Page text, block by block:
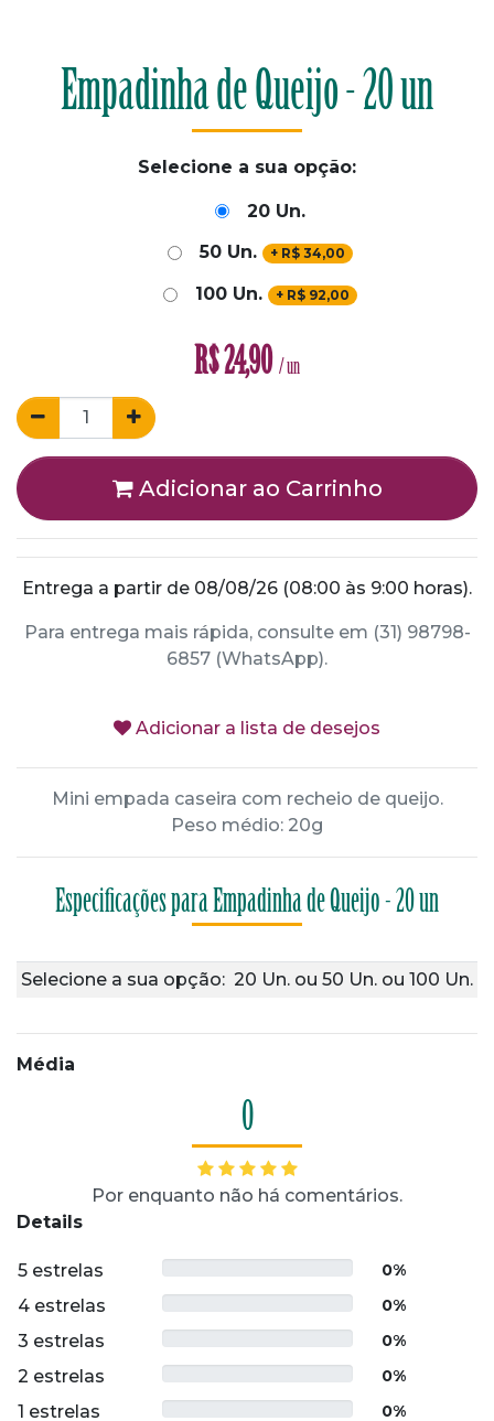
Empadinha de Queijo - 20 un
Selecione a sua opção:
20 Un.
50 Un.
+ R$34,00
100 Un. + R$ 92,00
R$24,90 / un
Adicionar ao Carrinho
Entrega a partir de 08/08/26 (08:00 às 9:00 horas).
Para entrega mais rápida, consulte em (31) 98798-
6857 (WhatsApp).
Adicionar a lista de desejos
Mini empada caseira com recheio de queijo.
Peso médio: 20g
Especificações para Empadinha de Queijo - 20 un
Selecione a sua opção: 20 Un. ou 50 Un. ou 100 Un.
Média
0
Por enquanto não há comentários.
Details
5 estrelas 0%
4 estrelas 0%
3 estrelas 0%
2 estrelas 0%
1 estrelas 0%